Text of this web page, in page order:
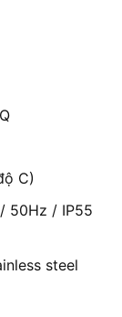
C)
50Hz / IP55
steel